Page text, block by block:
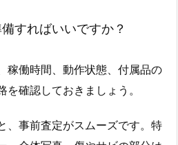
すればいいですか？
稼働時間、動作状態、付属品の
確認しておきましょう。
、事前査定がスムーズです。特